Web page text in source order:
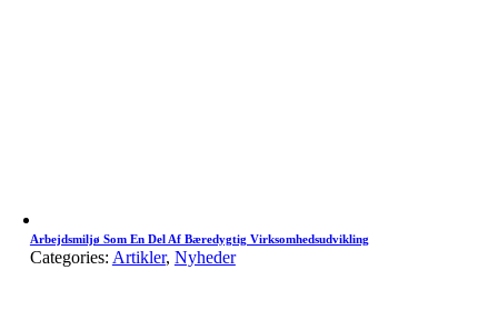
Arbejdsmiljø Som En Del Af Bæredygtig Virksomhedsudvikling
Categories: Artikler, Nyheder